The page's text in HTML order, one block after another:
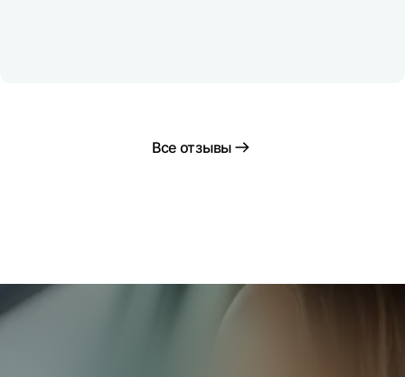
Все отзывы